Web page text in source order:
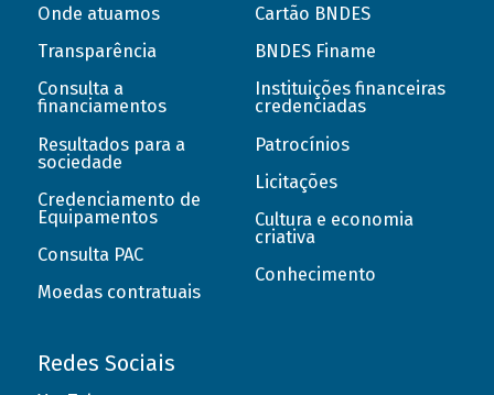
Onde atuamos
Transparência
Consulta a
financiamentos
Resultados para a
sociedade
Credenciamento de
Equipamentos
Consulta PAC
Moedas contratuais
Cartão BNDES
BNDES Finame
Instituições financeiras
credenciadas
Patrocínios
Licitações
Cultura e economia
criativa
Conhecimento
Redes Sociais